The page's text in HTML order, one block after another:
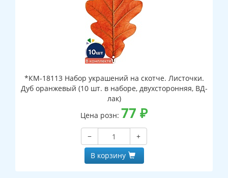
*КМ-18113 Набор украшений на скотче. Листочки.
Дуб оранжевый (10 шт. в наборе, двухсторонняя, ВД-
лак)
Цена розн: 77 ₽
−
+
В корзину